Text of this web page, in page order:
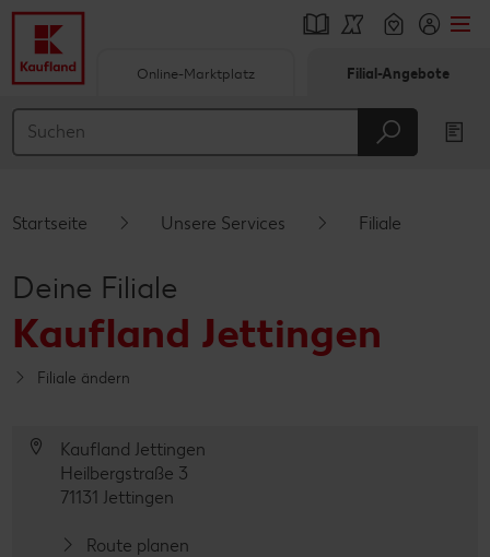
Hauptinhalt
Online-Marktplatz Filial-Angebote
Startseite Unsere Services Filiale
Deine Filiale
Kaufland Jettingen
Filiale ändern
Kaufland Jettingen
Heilbergstraße 3
71131 Jettingen
Route planen